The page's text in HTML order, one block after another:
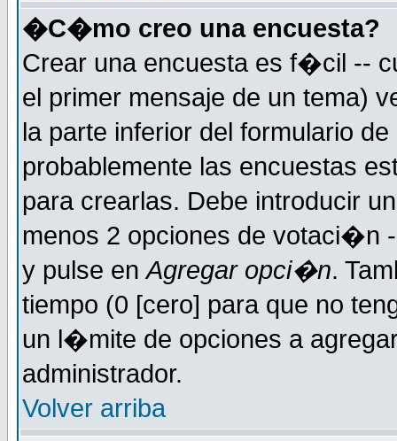
�C�mo creo una encuesta?
Crear una encuesta es f�cil --
el primer mensaje de un
la parte inferior del formulario
probablemente las encuestas
para crearlas. Debe introducir
menos 2 opciones de votaci�n
y pulse enAgregar opci�n.
tiempo (0 [cero] para que no
un l�mite de opciones a
administrador.
Volver arriba